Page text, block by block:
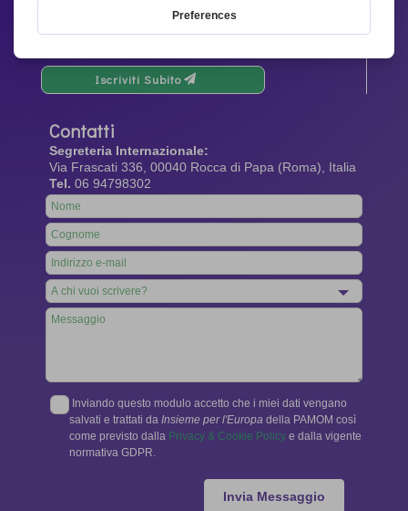
Rimani aggiornato di tutte le ultime notizie dalla
Iscriviti Subito
Contatti
Segreteria Internazionale:
Via Frascati 336, 00040 Rocca di Papa (Roma), Italia
Tel. 06 94798302
Leave
this
field
blank
Inviando questo modulo accetto che i miei dati vengano
salvati e trattati da Insieme per l'Europa della PAMOM così
come previsto dalla Privacy & Cookie Policy e dalla vigente
normativa GDPR.
Invia Messaggio